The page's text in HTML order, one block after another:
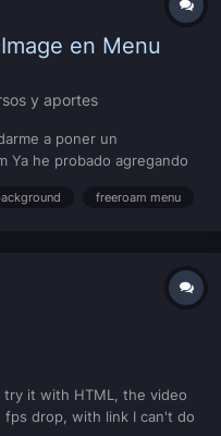
en Menu
y aportes
a poner un
Ya he probado agregando
muy bien, gracias!
freeroam menu
it with HTML, the video
fps drop, with link I can't do